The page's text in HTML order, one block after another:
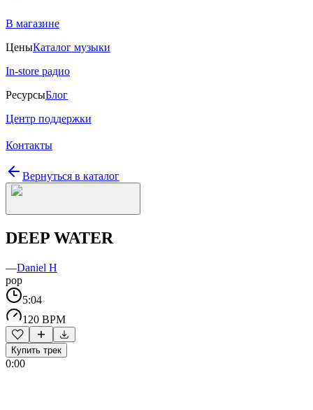
В магазине
ЦеныКаталог музыки
In-store радио
РесурсыБлог
Центр поддержки
Контакты
Вернуться в каталог
DEEP WATER
—Daniel H
pop
5:04
120 BPM
Купить трек
0:00